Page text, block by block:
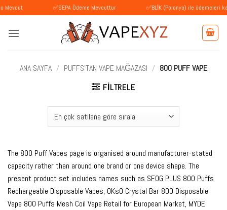
İçeriğe
atla
✅SEPA Ödeme Mevcuttur ✅BLİK (Polonya) ile ödemeleri kabul
ANA SAYFA / PUFFS'TAN VAPE MAĞAZASI / 800 PUFF VAPE
FILTRELE
The 800 Puff Vapes page is organised around manufacturer-stated
capacity rather than around one brand or one device shape. The
present product set includes names such as SFOG PLUS 800 Puffs
Rechargeable Disposable Vapes, OKsO Crystal Bar 800 Disposable
Vape 800 Puffs Mesh Coil Vape Retail for European Market, MYDE